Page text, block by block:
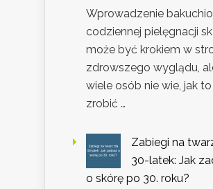
Wprowadzenie
codziennej pielęgnacji
może być krokiem w
zdrowszego wyglądu,
wiele osób nie wie, jak to
zrobić …
Zabiegi na
30-latek: Jak
o skórę po 30. roku?